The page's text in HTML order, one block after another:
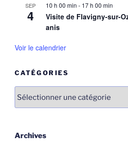
SEP
4
10 h 00 min - 17 h 00 min
Visite de Flavigny-sur-
anis
Voir le calendrier
CATÉGORIES
Archives